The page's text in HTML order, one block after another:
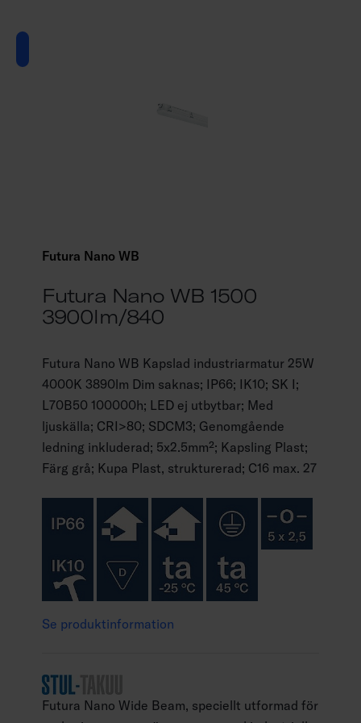
Futura Nano WB
Futura Nano WB 1500
3900lm/840
Futura Nano WB Kapslad industriarmatur 25W
4000K 3890lm Dim saknas; IP66; IK10; SK I;
L70B50 100000h; LED ej utbytbar; Med
ljuskälla; CRI>80; SDCM3; Genomgående
ledning inkluderad; 5x2.5mm²; Kapsling Plast;
Färg grå; Kupa Plast, strukturerad; C16 max. 27
Se produktinformation
Futura Nano Wide Beam, speciellt utformad för